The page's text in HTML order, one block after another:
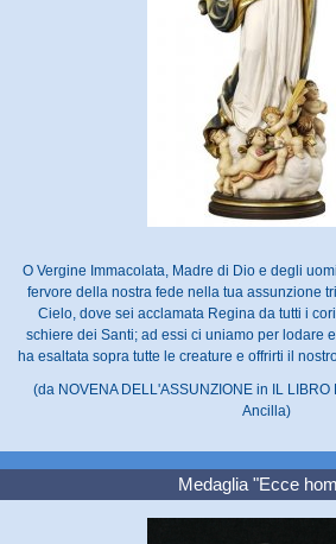
O Vergine Immacolata, Madre di Dio e degli
fervore della nostra fede nella tua assunzione
Cielo, dove sei acclamata Regina da tutti i
schiere dei Santi; ad essi ci uniamo per lodare
ha esaltata sopra tutte le creature e offrirti il
(da NOVENA DELL'ASSUNZIONE in IL
Ancilla)
Medaglia "Ecce